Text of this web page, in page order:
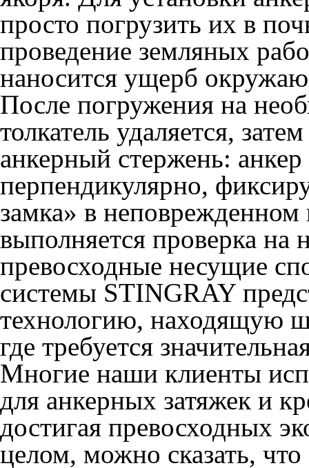
просто погрузить их в
проведение земляных
наносится ущерб
После погружения на
толкатель удаляется,
анкерный стержень: анкер
перпендикулярно,
замка» в
выполняется проверка на
превосходные несущие
системы STINGRAY
технологию, находящую
где требуется
Многие наши клиенты
для анкерных затяжек и
достигая превосходных
целом, можно сказать,